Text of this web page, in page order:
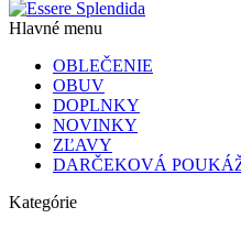
Hlavné menu
OBLEČENIE
OBUV
DOPLNKY
NOVINKY
ZĽAVY
DARČEKOVÁ
Kategórie